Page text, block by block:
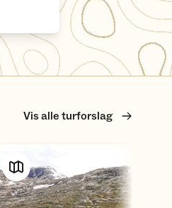
Vis alle turforslag